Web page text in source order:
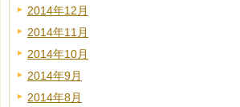
2014年12月
2014年11月
2014年10月
2014年9月
2014年8月